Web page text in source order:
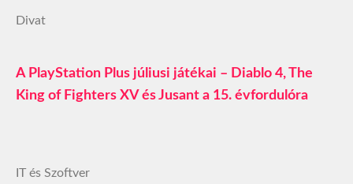
Divat
A PlayStation Plus júliusi játékai – Diablo 4, The
King of Fighters XV és Jusant a 15. évfordulóra
IT és Szoftver